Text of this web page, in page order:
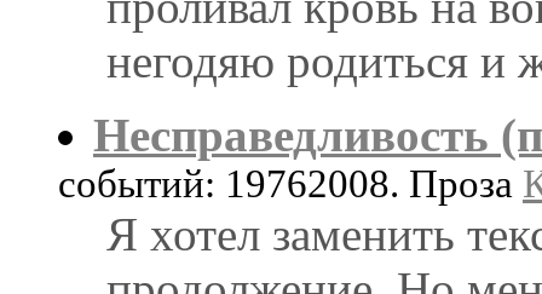
негодяю родиться и
Несправедливость
событий: 19762008. Проза
Я хотел заменить